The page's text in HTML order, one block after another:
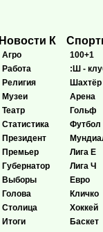
Новости К
Агро
Работа
Религия
Музеи
Театр
Статистика
Президент
Премьер
Губернатор
Выборы
Голова
Столица
Итоги
100+1
:Ш -
Шахтёр
Арена
Гольф
Футбол
Лига Е
Лига Ч
Евро
Кличко
Хоккей
Баскет